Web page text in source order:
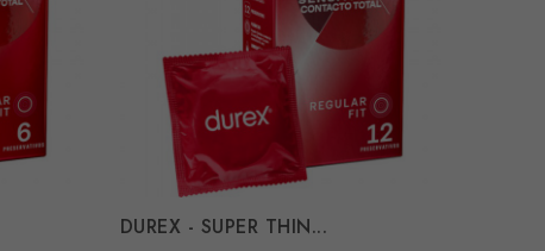
DUREX - SUPER THIN...